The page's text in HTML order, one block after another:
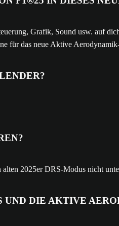
Grafik, Sound usw. auf
für das neue Aktive
2025er DRS-Modus nicht
UND DIE AKTIVE